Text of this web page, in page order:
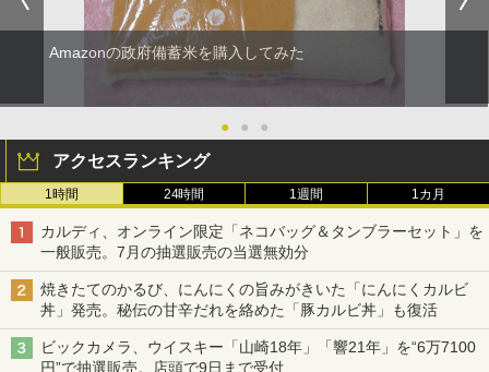
Amazonの政府備蓄米を購入してみた
● ● ●
アクセスランキング
1時間 24時間 1週間 1カ月
カルディ、オンライン限定「ネコバッグ＆タンブラーセット」を
一般販売。7月の抽選販売の当選無効分
焼きたてのかるび、にんにくの旨みがきいた「にんにくカルビ
丼」発売。秘伝の甘辛だれを絡めた「豚カルビ丼」も復活
ビックカメラ、ウイスキー「山崎18年」「響21年」を“6万7100
円”で抽選販売。店頭で9日まで受付